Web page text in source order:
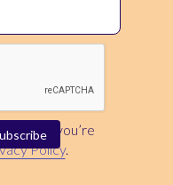
you’re
Policy.